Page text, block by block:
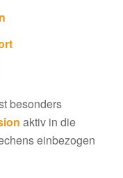
besonders
aktiv in die
einbezogen